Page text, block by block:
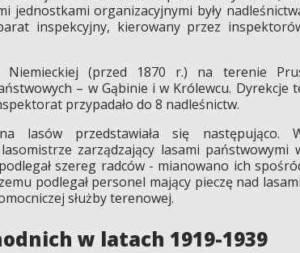
jednostkami organizacyjnymi były
inspekcyjny, kierowany przez
Niemieckiej (przed 1870 r.) na terenie
– w Gąbinie i w Królewcu. Dyrekcje
przypadało do 8 nadleśnictw.
lasów przedstawiała się następująco.
zarządzający lasami państwowymi
szereg radców - mianowano ich
podlegał personel mający pieczę nad
służby terenowej.
w latach 1919-1939